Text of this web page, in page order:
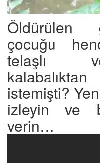
Öldürülen
çocuğu
telaşlı
istemişti?
izleyin ve
verin…